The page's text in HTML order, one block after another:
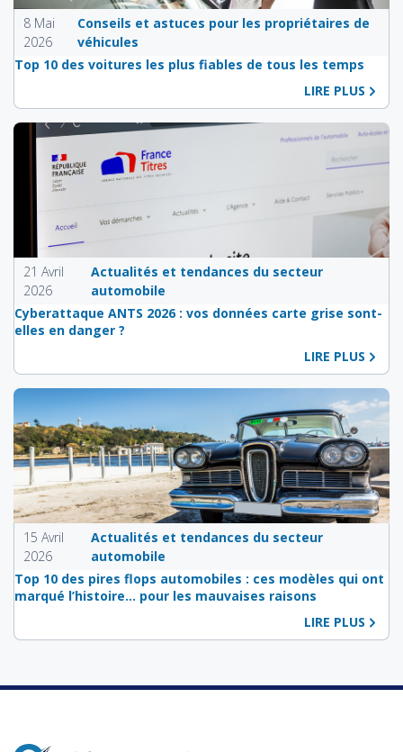
8 Mai
2026
Conseils et astuces pour les propriétaires de
véhicules
Top 10 des voitures les plus fiables de tous les temps
LIRE PLUS
21 Avril
2026
Actualités et tendances du secteur
automobile
Cyberattaque ANTS 2026 : vos données carte grise sont-
elles en danger ?
LIRE PLUS
15 Avril
2026
Actualités et tendances du secteur
automobile
Top 10 des pires flops automobiles : ces modèles qui ont
marqué l’histoire… pour les mauvaises raisons
LIRE PLUS